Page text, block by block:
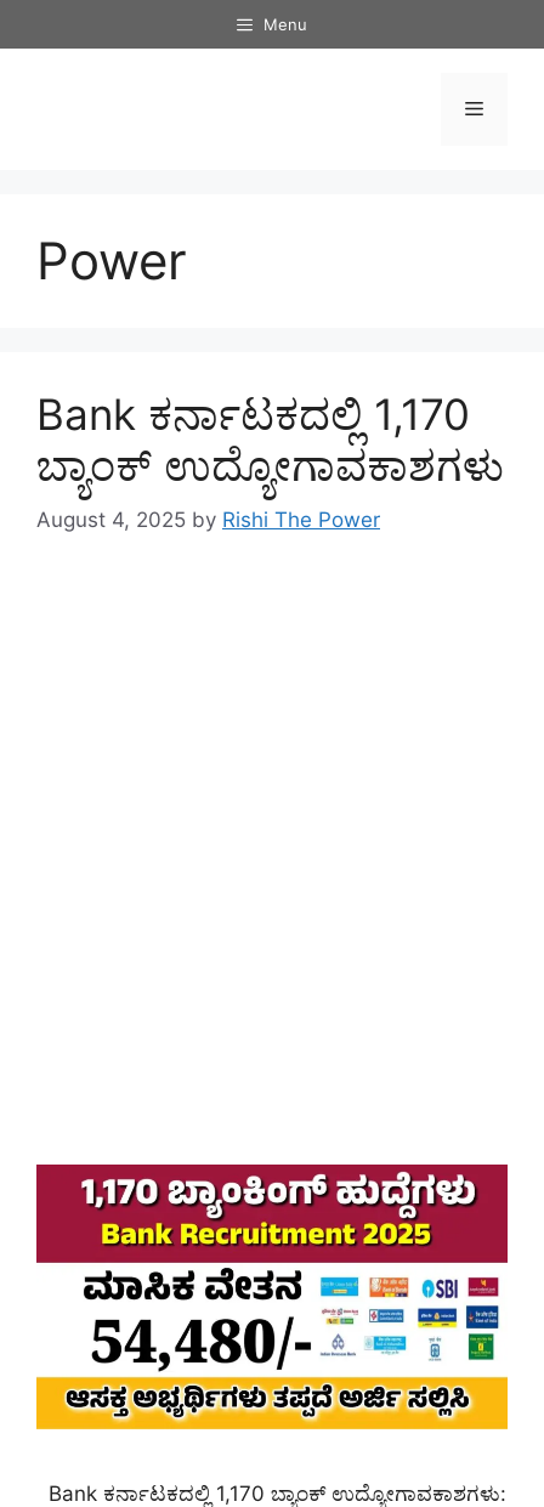
to
Menu
Menu
Power
Bank ಕರ್ನಾಟಕದಲ್ಲಿ 1,170
ಬ್ಯಾಂಕ್ ಉದ್ಯೋಗಾವಕಾಶಗಳು
August 4, 2025 by Rishi The Power
Bank ಕರ್ನಾಟಕದಲ್ಲಿ 1,170 ಬ್ಯಾಂಕ್ ಉದ್ಯೋಗಾವಕಾಶಗಳು: